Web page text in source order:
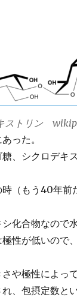
ストリン
った。
、シクロデキ
（もう40年前
化合物なので
性が低いので
や極性によっ
、包摂定数と